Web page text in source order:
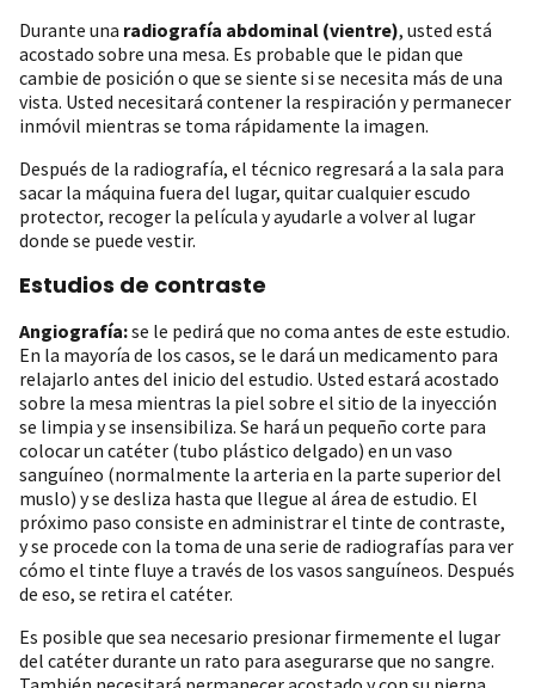
Durante una radiografía abdominal (vientre), usted está
acostado sobre una mesa. Es probable que le pidan que
cambie de posición o que se siente si se necesita más de una
vista. Usted necesitará contener la respiración y permanecer
inmóvil mientras se toma rápidamente la imagen.
Después de la radiografía, el técnico regresará a la sala para
sacar la máquina fuera del lugar, quitar cualquier escudo
protector, recoger la película y ayudarle a volver al lugar
donde se puede vestir.
Estudios de contraste
Angiografía:se le pedirá que no coma antes de este estudio.
En la mayoría de los casos, se le dará un medicamento para
relajarlo antes del inicio del estudio. Usted estará acostado
sobre la mesa mientras la piel sobre el sitio de la inyección
se limpia y se insensibiliza. Se hará un pequeño corte para
colocar un catéter (tubo plástico delgado) en un vaso
sanguíneo (normalmente la arteria en la parte superior del
muslo) y se desliza hasta que llegue al área de estudio. El
próximo paso consiste en administrar el tinte de contraste,
y se procede con la toma de una serie de radiografías para ver
cómo el tinte fluye a través de los vasos sanguíneos. Después
de eso, se retira el catéter.
Es posible que sea necesario presionar firmemente el lugar
del catéter durante un rato para asegurarse que no sangre.